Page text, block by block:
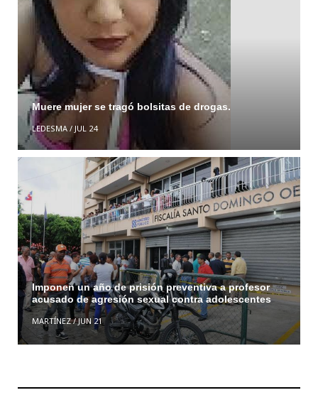
Muere mujer se tragó bolsitas de drogas.
LEDESMA/ JUL 24
Imponen un año de prisión preventiva a profesor
acusado de agresión sexual contra adolescentes
MARTÍNEZ/JUN 21